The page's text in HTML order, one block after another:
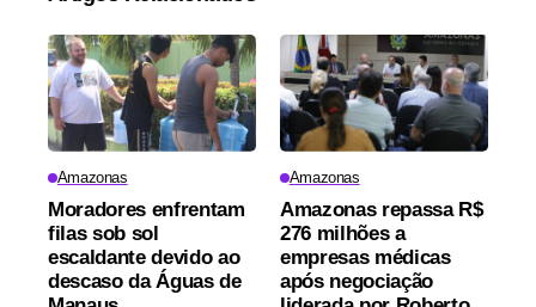
Amazonas
Moradores enfrentam
filas sob sol
escaldante devido ao
descaso da Águas de
Amazonas
Amazonas repassa R$
276 milhões a
empresas médicas
após negociação